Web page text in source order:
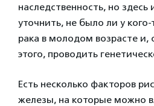
наследственность, но
уточнить, не было ли у
рака в молодом возрасте и,
этого, проводить
Есть несколько факторов
железы, на которые можно